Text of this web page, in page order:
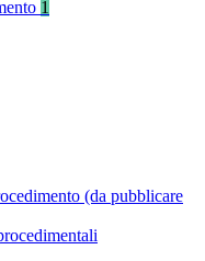
1
(da pubblicare